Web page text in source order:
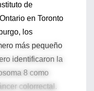
de
en Toronto
los
más pequeño
identificaron la
8 como
colorrectal.